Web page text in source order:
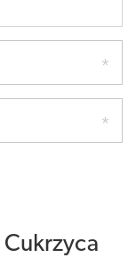
Cukrzyca